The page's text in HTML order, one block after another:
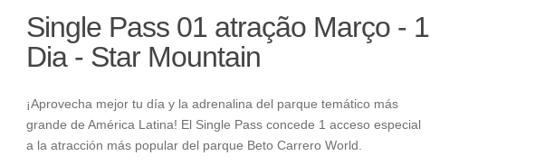
Single Pass 01 atração Março - 1
Dia - Star Mountain
¡Aprovecha mejor tu día y la adrenalina del parque temático más
grande de América Latina! El Single Pass concede 1 acceso especial
a la atracción más popular del parque Beto Carrero World.